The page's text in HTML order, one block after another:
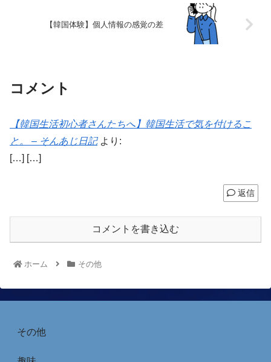
【韓国体験】個人情報の感覚の差
コメント
【韓国生活初心者さんたちへ】韓国生活で気を付けるこ
と。 – そんあじ日記 より:
[…] […]
返信
コメントを書き込む
ホーム その他
その他